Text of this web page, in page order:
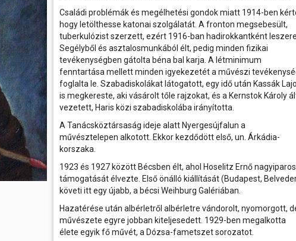
Fák ölelésében
Víz közelben
látnivaló
Családi problémák és megélhetési gondok miatt 1914-ben
hogy letölthesse katonai szolgálatát. A fronton megsebesült,
tuberkulózist szerzett, ezért 1916-ban hadirokkantként
Segélyből és asztalosmunkából élt, pedig minden fizikai
tevékenységben gátolta béna bal karja. A létminimum
fenntartása mellett minden igyekezetét a művészi
foglalta le. Szabadiskolákat látogatott, egy idő után Kassák
is megkereste, aki vásárolt tőle rajzokat, és a Kernstok Károly
vezetett, Haris közi szabadiskolába irányította.
A Tanácsköztársaság ideje alatt Nyergesújfalun a
művésztelepen alkotott. Ekkor kezdődött első, un. Árkádia-
korszaka.
1923 és 1927 között Bécsben élt, ahol Hoselitz Ernő nagyiparos
támogatását élvezte. Első önálló kiállítását (Budapest,
követi itt egy újabb, a bécsi Weihburg Galériában.
Hazatérése után albérletről albérletre vándorolt, nyomorgott,
művészete egyre jobban kiteljesedett. 1929-ben megalkotta
élete egyik fő művét, a Dózsa-fametszet sorozatot.